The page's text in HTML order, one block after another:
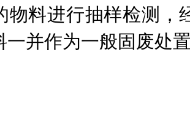
物料进行抽样检测，
一并作为一般固废处